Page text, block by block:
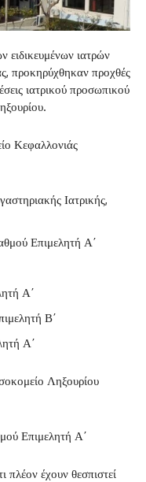
ειδικευμένων ιατρών
προκηρύχθηκαν προχθές
ιατρικού προσωπικού
Κεφαλλονιάς
Ιατρικής,
Επιμελητή Α΄
Α΄
Β΄
Α΄
Ληξουρίου
Επιμελητή Α΄
πλέον έχουν θεσπιστεί